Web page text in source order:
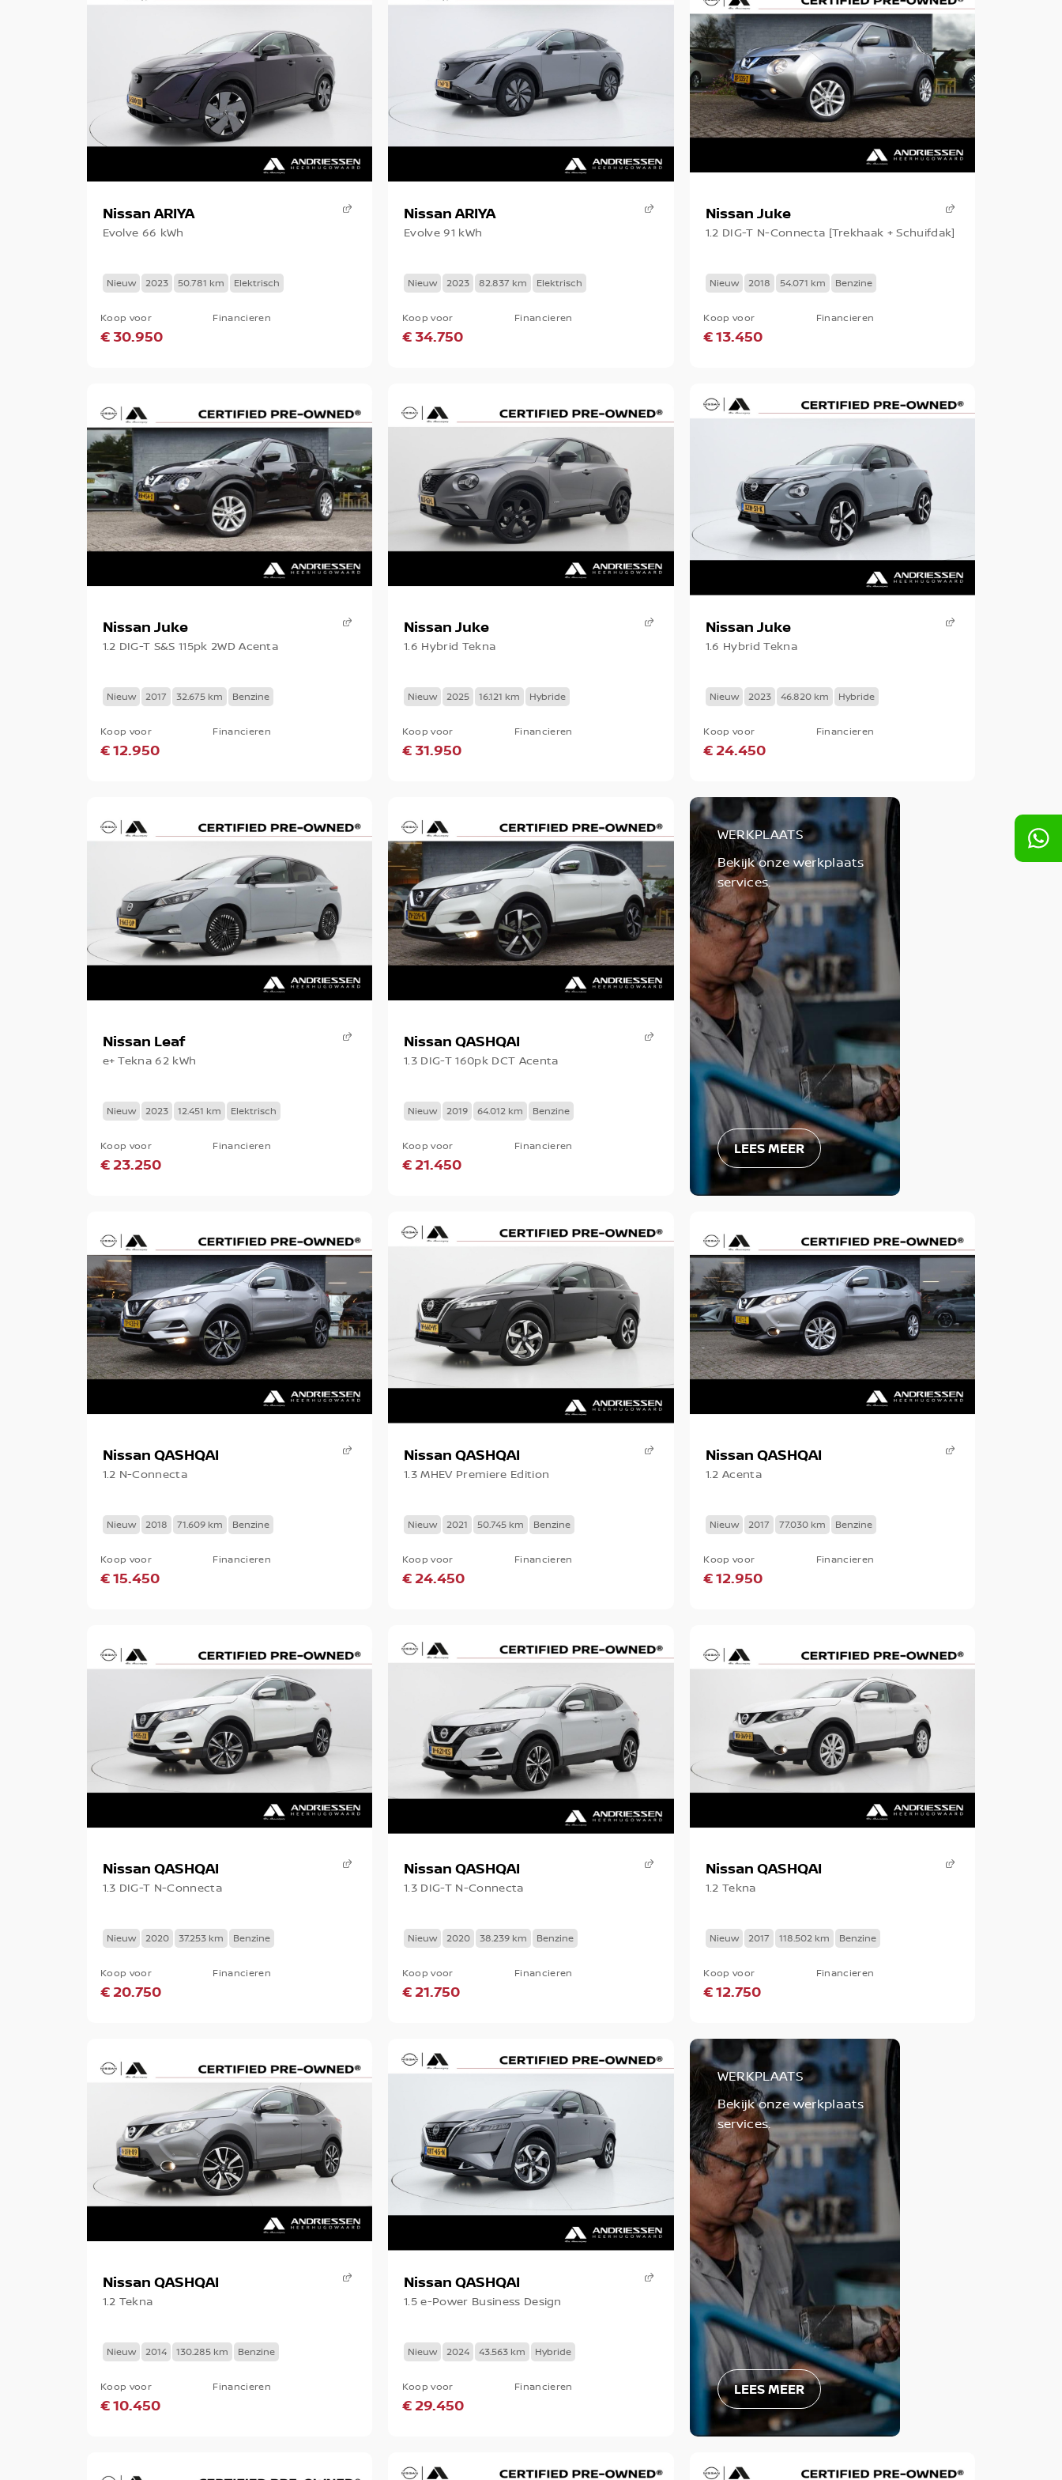
Nissan ARIYA
Evolve 66 kWh
Nieuw 2023 50.781 km Elektrisch
Koop voor
€ 30.950
Financieren
Nissan ARIYA
Evolve 91 kWh
Nieuw 2023 82.837 km Elektrisch
Koop voor
€ 34.750
Financieren
Nissan Juke
1.2 DIG-T N-Connecta [Trekhaak + Schuifdak]
Nieuw 2018 54.071 km Benzine
Koop voor
€ 13.450
Financieren
Nissan Juke
1.2 DIG-T S&S 115pk 2WD Acenta
Nieuw 2017 32.675 km Benzine
Koop voor
€ 12.950
Financieren
Nissan Juke
1.6 Hybrid Tekna
Nieuw 2025 16.121 km Hybride
Koop voor
€ 31.950
Financieren
Nissan Juke
1.6 Hybrid Tekna
Nieuw 2023 46.820 km Hybride
Koop voor
€ 24.450
Financieren
Nissan Leaf
e+ Tekna 62 kWh
Nieuw 2023 12.451 km Elektrisch
Koop voor
€ 23.250
Financieren
Nissan QASHQAI
1.3 DIG-T 160pk DCT Acenta
Nieuw 2019 64.012 km Benzine
Koop voor
€ 21.450
Financieren
WERKPLAATS
Bekijk onze werkplaats
services.
LEES MEER
Nissan QASHQAI
1.2 N-Connecta
Nieuw 2018 71.609 km Benzine
Koop voor
€ 15.450
Financieren
Nissan QASHQAI
1.3 MHEV Premiere Edition
Nieuw 2021 50.745 km Benzine
Koop voor
€ 24.450
Financieren
Nissan QASHQAI
1.2 Acenta
Nieuw 2017 77.030 km Benzine
Koop voor
€ 12.950
Financieren
Nissan QASHQAI
1.3 DIG-T N-Connecta
Nieuw 2020 37.253 km Benzine
Koop voor
€ 20.750
Financieren
Nissan QASHQAI
1.3 DIG-T N-Connecta
Nieuw 2020 38.239 km Benzine
Koop voor
€ 21.750
Financieren
Nissan QASHQAI
1.2 Tekna
Nieuw 2017 118.502 km Benzine
Koop voor
€ 12.750
Financieren
Nissan QASHQAI
1.2 Tekna
Nieuw 2014 130.285 km Benzine
Koop voor
€ 10.450
Financieren
Nissan QASHQAI
1.5 e-Power Business Design
Nieuw 2024 43.563 km Hybride
Koop voor
€ 29.450
Financieren
WERKPLAATS
Bekijk onze werkplaats
services.
LEES MEER